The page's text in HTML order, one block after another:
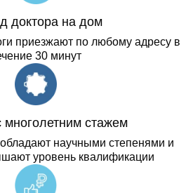
доктора на дом
приезжают по любому адресу в
30 минут
многолетним стажем
научными степенями и
уровень квалификации